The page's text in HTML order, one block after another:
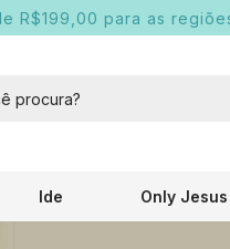
R$199,00 para as
Ide Only Jesus